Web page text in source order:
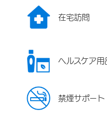
在宅訪問
ヘルスケア用
禁煙サポート